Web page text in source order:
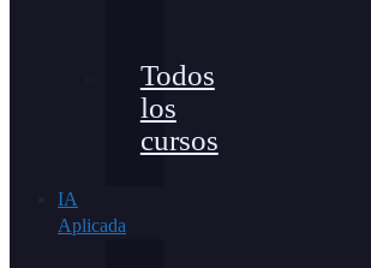
Todos
los
cursos
IA
Aplicada